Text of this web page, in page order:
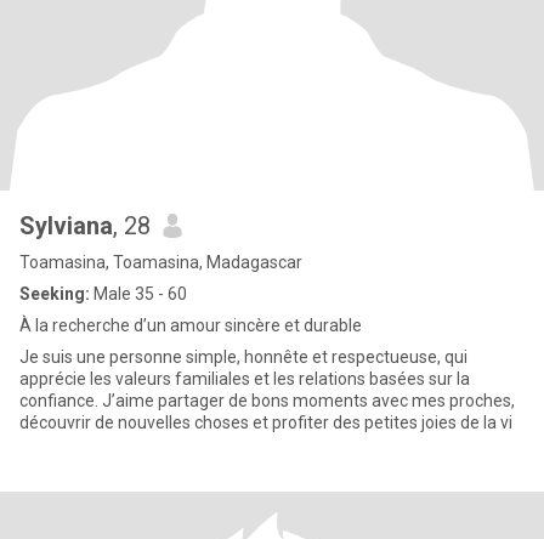
Sylviana, 28
Toamasina, Toamasina, Madagascar
Seeking: Male 35 - 60
À la recherche d’un amour sincère et durable
Je suis une personne simple, honnête et respectueuse, qui
apprécie les valeurs familiales et les relations basées sur la
confiance. J’aime partager de bons moments avec mes proches,
découvrir de nouvelles choses et profiter des petites joies de la vi